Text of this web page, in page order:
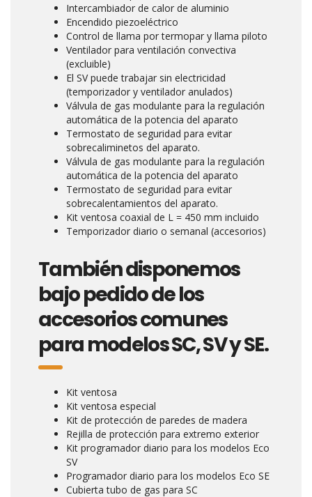
Intercambiador de calor de aluminio
Encendido piezoeléctrico
Control de llama por termopar y llama piloto
Ventilador para ventilación convectiva
(excluible)
El SV puede trabajar sin electricidad
(temporizador y ventilador anulados)
Válvula de gas modulante para la regulación
automática de la potencia del aparato
Termostato de seguridad para evitar
sobrecaliminetos del aparato.
Válvula de gas modulante para la regulación
automática de la potencia del aparato
Termostato de seguridad para evitar
sobrecalentamientos del aparato.
Kit ventosa coaxial de L = 450 mm incluido
Temporizador diario o semanal (accesorios)
También disponemos
bajo pedido de los
accesorios comunes
para modelos SC, SV y SE.
Kit ventosa
Kit ventosa especial
Kit de protección de paredes de madera
Rejilla de protección para extremo exterior
Kit programador diario para los modelos Eco
SV
Programador diario para los modelos Eco SE
Cubierta tubo de gas para SC